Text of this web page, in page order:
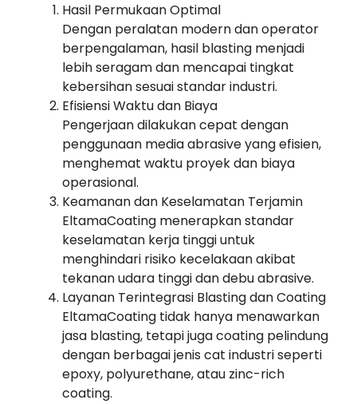
Hasil Permukaan Optimal
Dengan peralatan modern dan operator
berpengalaman, hasil blasting menjadi
lebih seragam dan mencapai tingkat
kebersihan sesuai standar industri.
Efisiensi Waktu dan Biaya
Pengerjaan dilakukan cepat dengan
penggunaan media abrasive yang efisien,
menghemat waktu proyek dan biaya
operasional.
Keamanan dan Keselamatan Terjamin
EltamaCoating menerapkan standar
keselamatan kerja tinggi untuk
menghindari risiko kecelakaan akibat
tekanan udara tinggi dan debu abrasive.
Layanan Terintegrasi Blasting dan Coating
EltamaCoating tidak hanya menawarkan
jasa blasting, tetapi juga coating pelindung
dengan berbagai jenis cat industri seperti
epoxy, polyurethane, atau zinc-rich
coating.